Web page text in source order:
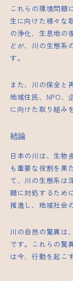
これらの環境問題
生に向けた様々な
の浄化、生息地の
どが、川の生態系
す。
また、川の保全と
地域住民、NPO、
に向けた取り組み
結論
日本の川は、生物
も重要な役割を果
て、川の生態系は
題に対処するため
推進し、地域社会
川の自然の驚異は
です。これらの驚
は今、行動を起こ